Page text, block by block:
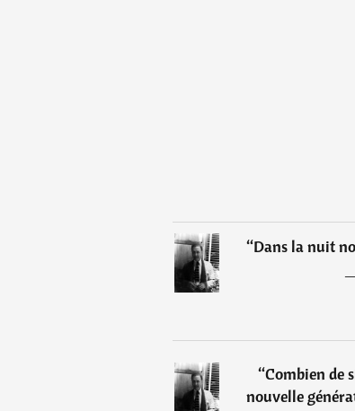
“Dans la nuit
“Combien de
nouvelle